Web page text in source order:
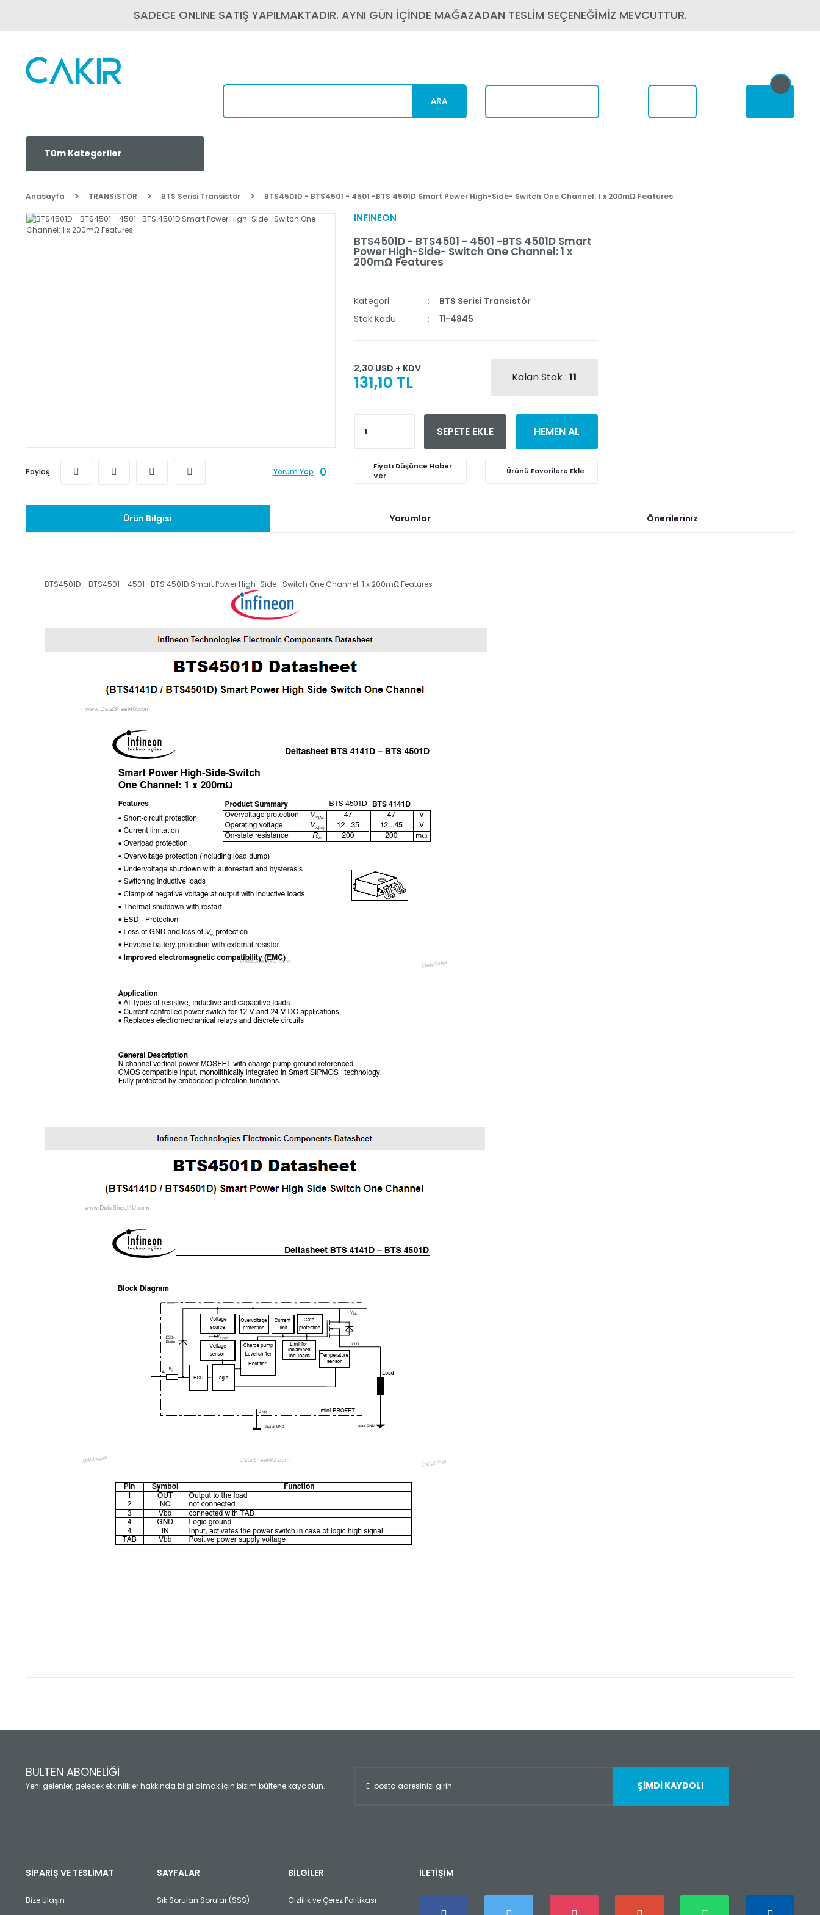
SADECE ONLINE SATIŞ YAPILMAKTADIR. AYNI GÜN İÇİNDE MAĞAZADAN TESLİM SEÇENEĞİMİZ MEVCUTTUR.
ARA
Tüm Kategoriler
Anasayfa TRANSISTOR BTS Serisi Transistör BTS4501D - BTS4501 - 4501 -BTS 4501D Smart Power High-Side- Switch One Channel: 1 x 200mΩ Features
Paylaş Yorum Yap 0
INFINEON
BTS4501D - BTS4501 - 4501 -BTS 4501D Smart
Power High-Side- Switch One Channel: 1 x
200mΩ Features
Kategori
BTS Serisi Transistör
Stok Kodu
11-4845
2,30 USD + KDV
131,10 TL Kalan Stok : 11
SEPETE EKLE HEMEN AL
Fiyatı Düşünce Haber
Ver
Ürün Bilgisi Yorumlar Önerileriniz
BTS4501D - BTS4501 - 4501 -BTS 4501D Smart Power High-Side- Switch One Channel: 1 x 200mΩ Features
Yorum Yaz
Ürün açıklamasında eksik bilgiler bulunuyor.
Ürün fiyatı diğer sitelerden daha pahalı.
Bu ürüne benzer farklı alternatifler olmalı.
BÜLTEN ABONELİĞİ
Yeni gelenler, gelecek etkinlikler hakkında bilgi almak için bizim bültene kaydolun. ŞİMDİ KAYDOL!
SİPARİŞ VE TESLİMAT
Bize Ulaşın
SAYFALAR
Sık Sorulan Sorular (SSS)
BİLGİLER
Gizlilik ve Çerez Politikası
İLETİŞİM